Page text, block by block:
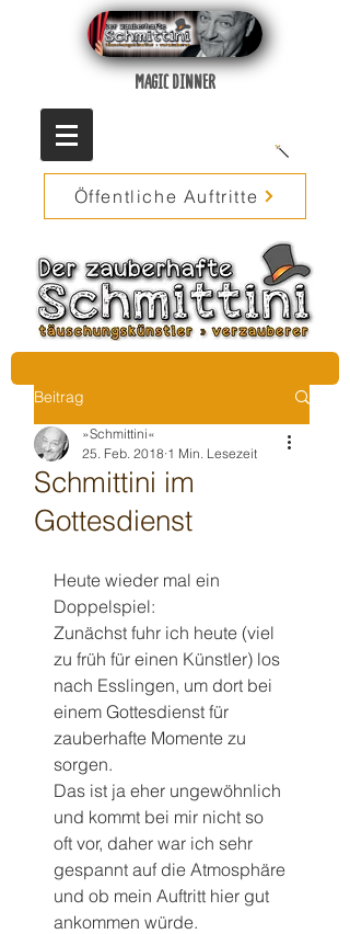
MAGIC DINNER
Öffentliche Auftritte
Beitrag
Schmittini im
Gottesdienst
»Schmittini«
25. Feb. 2018 1 Min. Lesezeit
Heute wieder mal ein
Doppelspiel:
Zunächst fuhr ich heute (viel
zu früh für einen Künstler) los
nach Esslingen, um dort bei
einem Gottesdienst für
zauberhafte Momente zu
sorgen.
Das ist ja eher ungewöhnlich
und kommt bei mir nicht so
oft vor, daher war ich sehr
gespannt auf die Atmosphäre
und ob mein Auftritt hier gut
ankommen würde.